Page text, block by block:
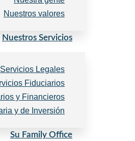
Nuestros valores
Nuestros Servicios
Servicios Legales
Fiduciarios
y Financieros
y de Inversión
Su Family Office